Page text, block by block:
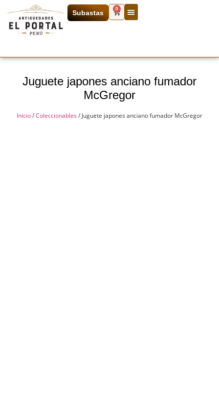
Subastas
0
Juguete japones anciano fumador
McGregor
Inicio/Coleccionables / Juguete japones anciano fumador McGregor